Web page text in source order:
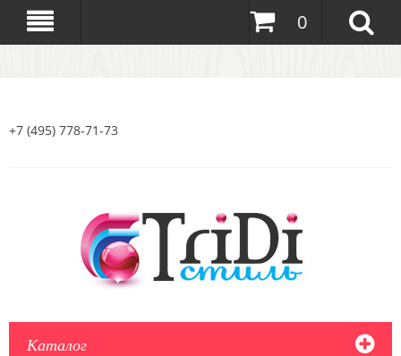
0
+7 (495) 778-71-73
Каталог